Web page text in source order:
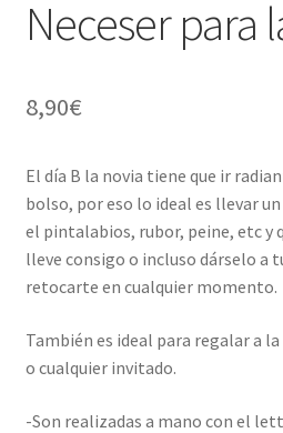
Neceser para
8,90€
El día B la novia tiene que ir
bolso, por eso lo ideal es llevar
el pintalabios, rubor, peine, etc y
lleve consigo o incluso dárselo a
retocarte en cualquier momento.
También es ideal para regalar a
o cualquier invitado.
-Son realizadas a mano con el